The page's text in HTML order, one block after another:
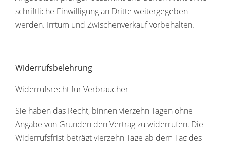
schrift­liche Einwil­li­gung an Dritte weiter­ge­geben
werden. Irrtum und Zwischen­ver­kauf vorbehalten.
Wider­rufs­be­leh­rung
Wider­rufs­recht für Verbraucher
Sie haben das Recht, binnen vier­zehn Tagen ohne
Angabe von Gründen den Vertrag zu wider­rufen. Die
Wider­rufs­frist beträgt vier­zehn Tage ab dem Tag des